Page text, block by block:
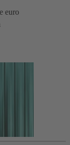
euro